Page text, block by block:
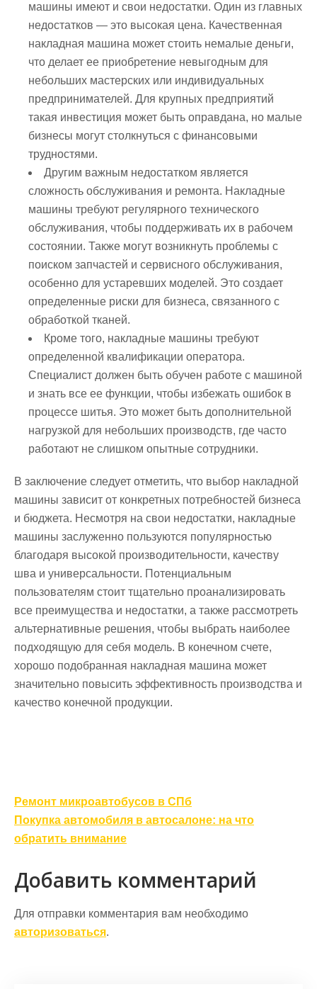
машины имеют и свои недостатки. Один из главных
недостатков — это высокая цена. Качественная
накладная машина может стоить немалые деньги,
что делает ее приобретение невыгодным для
небольших мастерских или индивидуальных
предпринимателей. Для крупных предприятий
такая инвестиция может быть оправдана, но малые
бизнесы могут столкнуться с финансовыми
трудностями.
Другим важным недостатком является
сложность обслуживания и ремонта. Накладные
машины требуют регулярного технического
обслуживания, чтобы поддерживать их в рабочем
состоянии. Также могут возникнуть проблемы с
поиском запчастей и сервисного обслуживания,
особенно для устаревших моделей. Это создает
определенные риски для бизнеса, связанного с
обработкой тканей.
Кроме того, накладные машины требуют
определенной квалификации оператора.
Специалист должен быть обучен работе с машиной
и знать все ее функции, чтобы избежать ошибок в
процессе шитья. Это может быть дополнительной
нагрузкой для небольших производств, где часто
работают не слишком опытные сотрудники.
В заключение следует отметить, что выбор накладной
машины зависит от конкретных потребностей бизнеса
и бюджета. Несмотря на свои недостатки, накладные
машины заслуженно пользуются популярностью
благодаря высокой производительности, качеству
шва и универсальности. Потенциальным
пользователям стоит тщательно проанализировать
все преимущества и недостатки, а также рассмотреть
альтернативные решения, чтобы выбрать наиболее
подходящую для себя модель. В конечном счете,
хорошо подобранная накладная машина может
значительно повысить эффективность производства и
качество конечной продукции.
Навигация
по
записям
Ремонт микроавтобусов в СПб
Покупка автомобиля в автосалоне: на что
обратить внимание
Добавить комментарий
Для отправки комментария вам необходимо
авторизоваться.